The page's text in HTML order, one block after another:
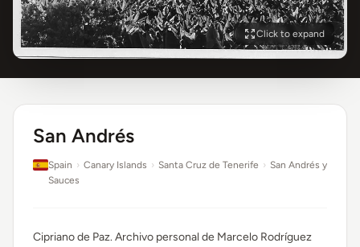
Click to expand
San Andrés
Spain › Canary Islands › Santa Cruz de Tenerife › San Andrés y
Sauces
Cipriano de Paz. Archivo personal de Marcelo Rodríguez